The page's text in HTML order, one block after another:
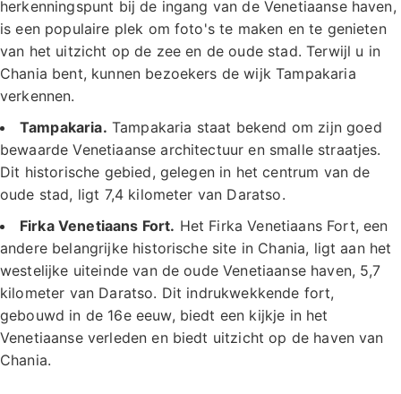
herkenningspunt bij de ingang van de Venetiaanse haven,
is een populaire plek om foto's te maken en te genieten
van het uitzicht op de zee en de oude stad. Terwijl u in
Chania bent, kunnen bezoekers de wijk Tampakaria
verkennen.
Tampakaria. Tampakaria staat bekend om zijn goed
bewaarde Venetiaanse architectuur en smalle straatjes.
Dit historische gebied, gelegen in het centrum van de
oude stad, ligt 7,4 kilometer van Daratso.
Firka Venetiaans Fort. Het Firka Venetiaans Fort, een
andere belangrijke historische site in Chania, ligt aan het
westelijke uiteinde van de oude Venetiaanse haven, 5,7
kilometer van Daratso. Dit indrukwekkende fort,
gebouwd in de 16e eeuw, biedt een kijkje in het
Venetiaanse verleden en biedt uitzicht op de haven van
Chania.